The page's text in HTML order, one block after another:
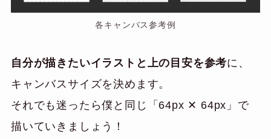
各キャンバス参考例
自分が描きたいイラストと上の目安を参考に、
キャンバスサイズを決めます。
それでも迷ったら僕と同じ「64px ✕ 64px」で
描いていきましょう！